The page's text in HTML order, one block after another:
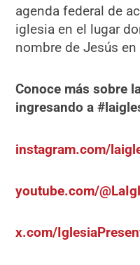
agenda federal de
iglesia en el lugar
nombre de Jesús
Conoce más sobre
ingresando a
instagram.com/
youtube.com/
x.com/